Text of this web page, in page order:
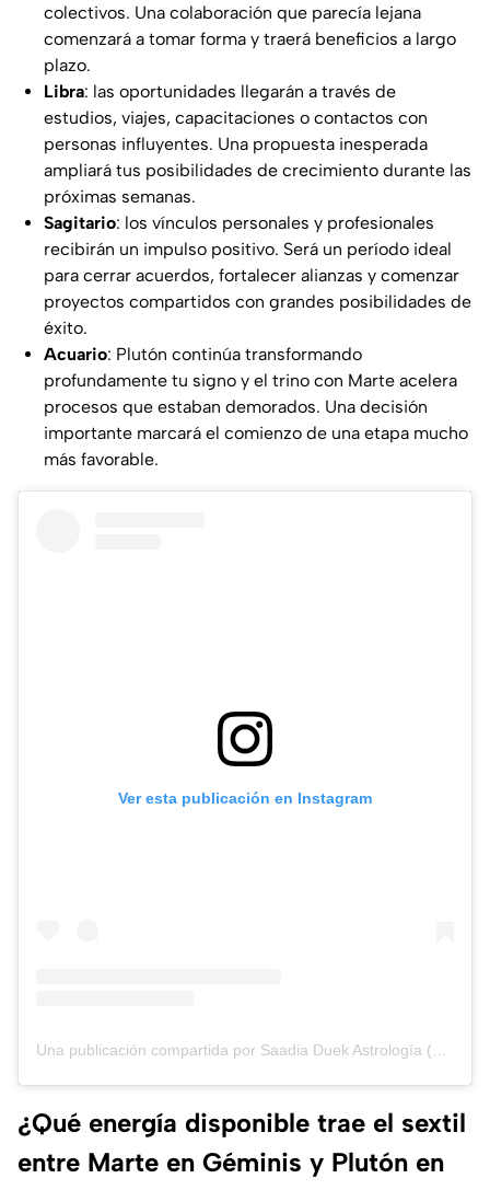
colectivos. Una colaboración que parecía lejana
comenzará a tomar forma y traerá beneficios a largo
plazo.
Libra: las oportunidades llegarán a través de
estudios, viajes, capacitaciones o contactos con
personas influyentes. Una propuesta inesperada
ampliará tus posibilidades de crecimiento durante las
próximas semanas.
Sagitario: los vínculos personales y profesionales
recibirán un impulso positivo. Será un período ideal
para cerrar acuerdos, fortalecer alianzas y comenzar
proyectos compartidos con grandes posibilidades de
éxito.
Acuario: Plutón continúa transformando
profundamente tu signo y el trino con Marte acelera
procesos que estaban demorados. Una decisión
importante marcará el comienzo de una etapa mucho
más favorable.
Ver esta publicación en Instagram
¿Qué energía disponible trae el sextil
entre Marte en Géminis y Plutón en